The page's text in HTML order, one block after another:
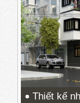
Thiết kế